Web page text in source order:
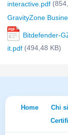
interactive.pdf
GravityZone
Bitdefender-
it.pdf (494,48 KB)
Home Chi